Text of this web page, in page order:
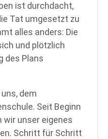
ist durchdacht,
Tat umgesetzt zu
alles anders: Die
und plötzlich
des Plans
dem
Seit Beginn
wir unser eigenes
Schritt für Schritt